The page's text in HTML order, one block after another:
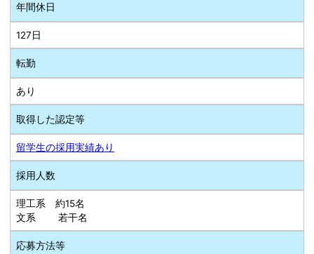
年間休日
127日
転勤
あり
取得した認定等
留学生の採用実績あり
採用人数
理工系 約15名
文系 若干名
応募方法等